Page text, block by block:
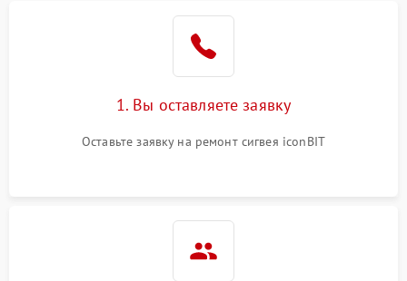
1. Вы оставляете заявку
Оставьте заявку на ремонт сигвея iconBIT